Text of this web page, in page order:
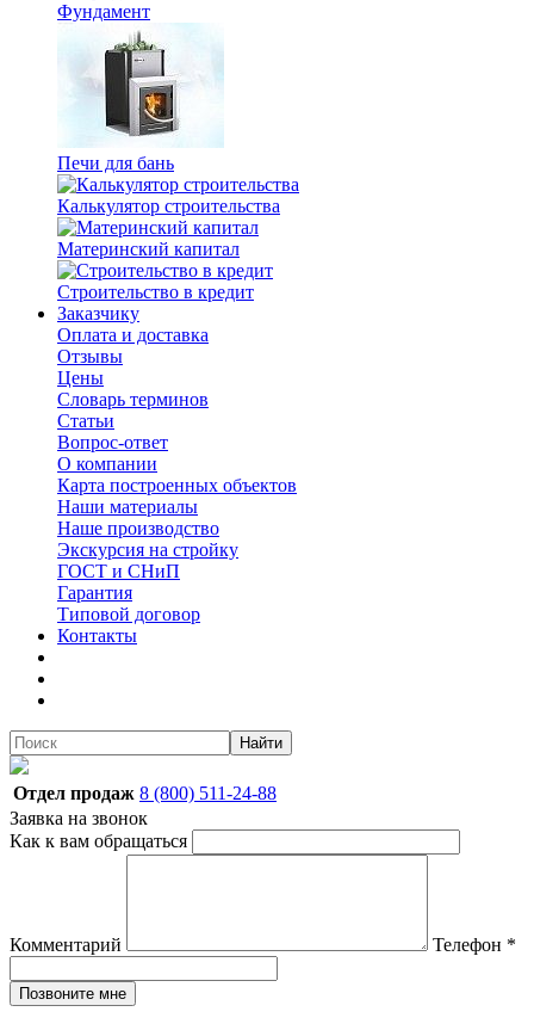
Фундамент
Печи для бань
Калькулятор строительства
Материнский капитал
Строительство в кредит
Заказчику
Оплата и доставка
Отзывы
Цены
Словарь терминов
Статьи
Вопрос-ответ
О компании
Карта построенных объектов
Наши материалы
Наше производство
Экскурсия на стройку
ГОСТ и СНиП
Гарантия
Типовой договор
Контакты
Найти
Отдел продаж 8 (800) 511-24-88
Заявка на звонок
Как к вам обращаться
Комментарий Телефон *
Позвоните мне